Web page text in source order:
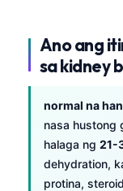
Ano ang
sa kidney
normal na
nasa hustong
halaga ng 21-
dehydration,
protina,